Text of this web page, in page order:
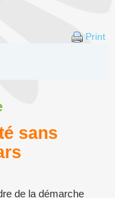
Print
sans
de la démarche